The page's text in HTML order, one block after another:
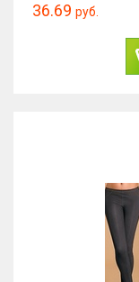
36.69 руб.